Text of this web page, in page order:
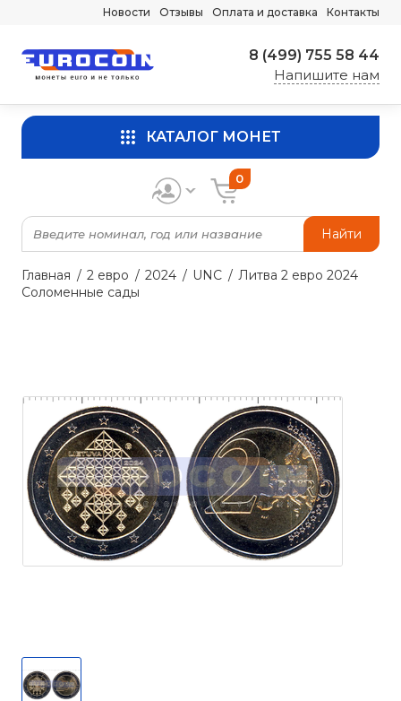
Новости Отзывы Оплата и доставка Контакты
8 (499) 755 58 44
Напишите нам
КАТАЛОГ МОНЕТ
Найти
0
Главная 2 евро 2024 UNC
Литва 2 евро 2024
Соломенные сады